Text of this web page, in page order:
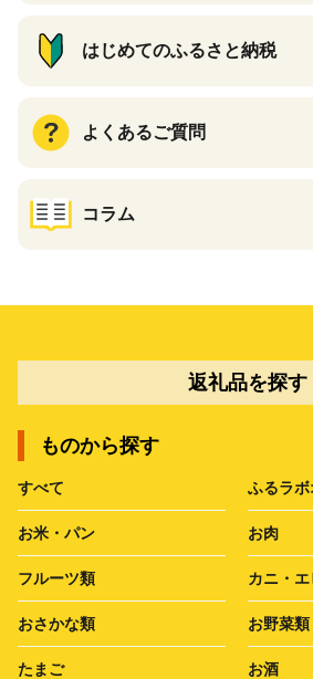
はじめてのふるさと納税
よくあるご質問
コラム
返礼品を探す
ものから探す
すべて ふるラ
お米・パン お肉
フルーツ類 カニ・エ
おさかな類 お野菜類
たまご お酒